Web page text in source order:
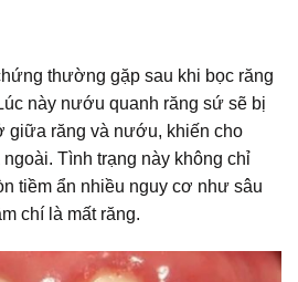
thường gặp sau khi bọc răng
này nướu quanh răng sứ sẽ bị
giữa răng và nướu, khiến cho
Tình trạng này không chỉ
tiềm ẩn nhiều nguy cơ như sâu
chí là mất răng.